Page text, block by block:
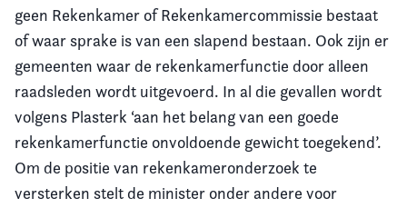
geen Rekenkamer of Rekenkamercommissie bestaat
of waar sprake is van een slapend bestaan. Ook zijn er
gemeenten waar de rekenkamerfunctie door alleen
raadsleden wordt uitgevoerd. In al die gevallen wordt
volgens Plasterk ‘aan het belang van een goede
rekenkamerfunctie onvoldoende gewicht toegekend’.
Om de positie van rekenkameronderzoek te
versterken stelt de minister onder andere voor